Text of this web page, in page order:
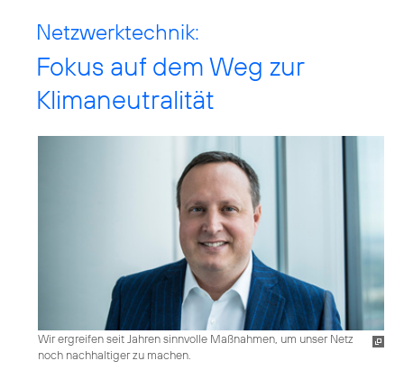
Netzwerktechnik:
Fokus auf dem Weg zur
Klimaneutralität
Wir ergreifen seit Jahren sinnvolle Maßnahmen, um unser Netz
noch nachhaltiger zu machen.